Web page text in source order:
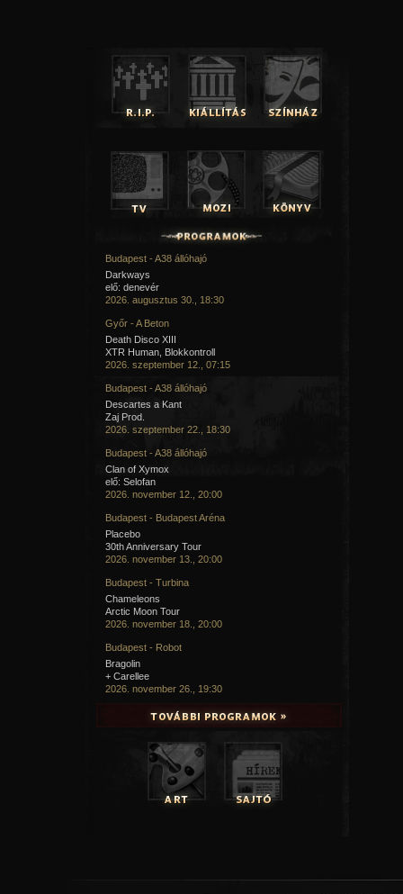
Budapest - A38 állóhajó
Darkways
elő: denevér
2026. augusztus 30., 18:30
Győr - A Beton
Death Disco XIII
XTR Human, Blokkontroll
2026. szeptember 12., 07:15
Budapest - A38 állóhajó
Descartes a Kant
Zaj Prod.
2026. szeptember 22., 18:30
Budapest - A38 állóhajó
Clan of Xymox
elő: Selofan
2026. november 12., 20:00
Budapest - Budapest Aréna
Placebo
30th Anniversary Tour
2026. november 13., 20:00
Budapest - Turbina
Chameleons
Arctic Moon Tour
2026. november 18., 20:00
Budapest - Robot
Bragolin
+ Carellee
2026. november 26., 19:30